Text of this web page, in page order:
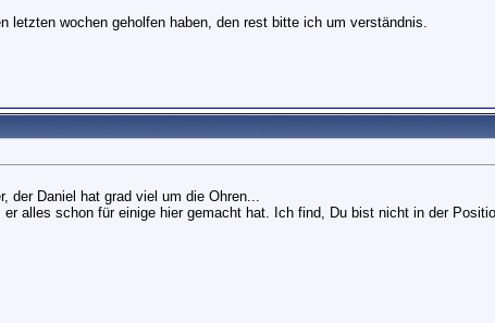
letzten wochen geholfen haben, den rest bitte ich um verständnis.
der Daniel hat grad viel um die Ohren...
alles schon für einige hier gemacht hat. Ich find, Du bist nicht in der